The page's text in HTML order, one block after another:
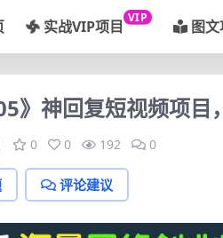
实战VIP项目 VIP 图文
》神回复短视频项
0 0 192 0
评论建议